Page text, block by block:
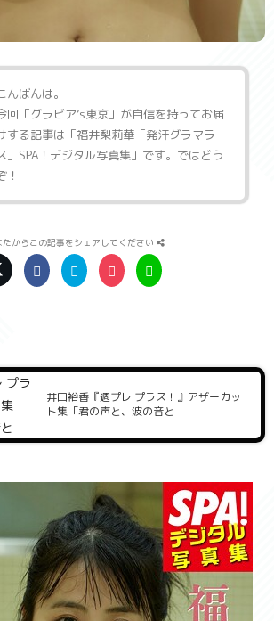
んばんは。
回「グラビア’s東京 」が自信を持ってお届
する記事は「福井梨莉華「発汗グラマラ
」SPA！デジタル写真集 」です。ではどう
！
たからこの記事をシェアしてください
井口裕香『週プレ プラス！』アザーカッ
ト集「君の声と、波の音と